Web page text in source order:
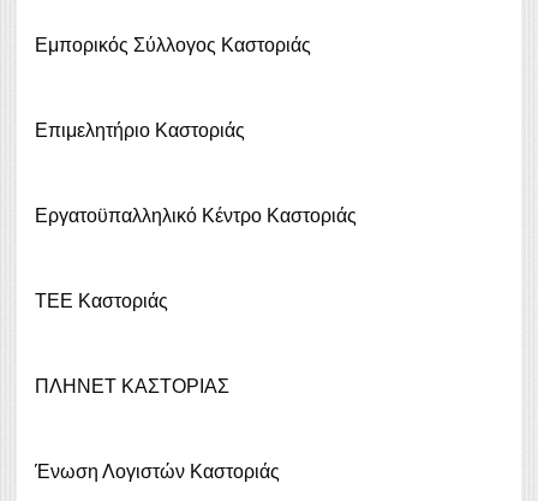
Εμπορικός Σύλλογος Καστοριάς
Επιμελητήριο Καστοριάς
Εργατοϋπαλληλικό Κέντρο Καστοριάς
ΤΕΕ Καστοριάς
ΠΛΗΝΕΤ ΚΑΣΤΟΡΙΑΣ
Ένωση Λογιστών Καστοριάς